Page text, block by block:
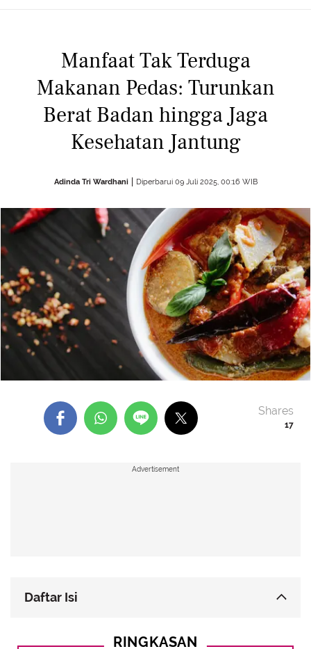
Manfaat Tak Terduga
Makanan Pedas: Turunkan
Berat Badan hingga Jaga
Kesehatan Jantung
Adinda Tri Wardhani Diperbarui 09 Juli 2025, 00:16 WIB
17
Shares
Advertisement
Daftar Isi
RINGKASAN